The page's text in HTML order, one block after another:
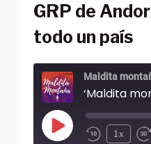
GRP de
todo un país
Maldita
Reproducir1x